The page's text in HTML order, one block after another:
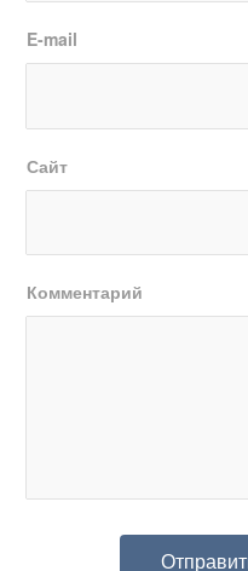
E-mail
Сайт
Комментарий